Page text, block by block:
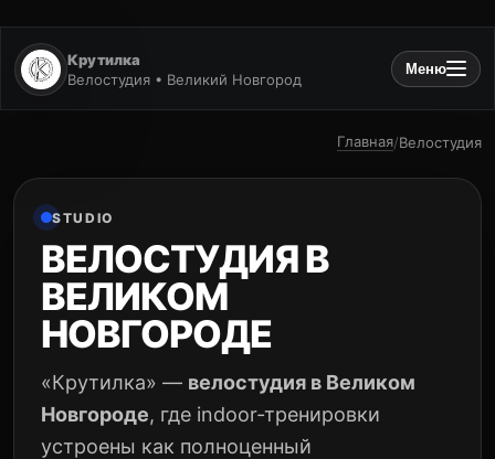
Крутилка
Велостудия • Великий Новгород
Меню
Главная/Велостудия
STUDIO
ВЕЛОСТУДИЯ В
ВЕЛИКОМ
НОВГОРОДЕ
«Крутилка» — велостудия в Великом
Новгороде, где indoor‑тренировки
устроены как полноценный